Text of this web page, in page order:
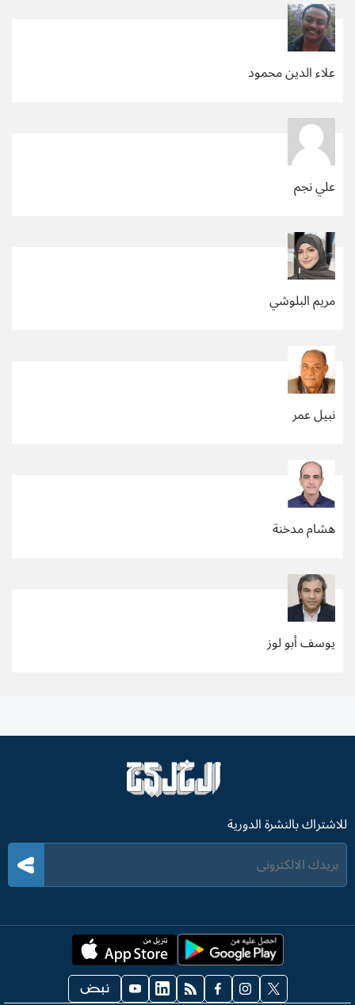
علاء الدين محمود
علي نجم
مريم البلوشي
نبيل عمر
هشام مدخنة
يوسف أبو لوز
للاشتراك بالنشرة الدورية